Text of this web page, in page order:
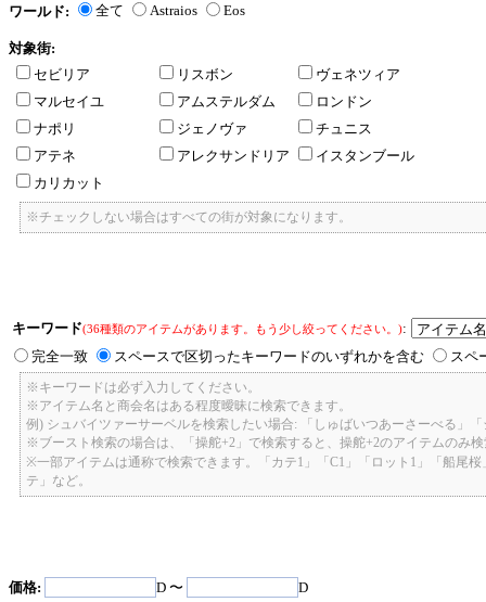
ワールド: 全て Astraios Eos
対象街:
セビリア
リスボン
ヴェネツィア
マルセイユ
アムステルダム
ロンドン
ナポリ
ジェノヴァ
チュニス
アテネ
アレクサンドリア
イスタンブール
カリカット
※チェックしない場合はすべての街が対象になります。
キーワード(36種類のアイテムがあります。もう少し絞ってください。):
完全一致
スペースで区切ったキーワードのいずれかを含む スペ
※キーワードは必ず入力してください。
※アイテム名と商会名はある程度曖昧に検索できます。
例) シュバイツァーサーベルを検索したい場合: 「しゅばいつあーさーべる」
※ブースト検索の場合は、「操舵+2」で検索すると、操舵+2のアイテムのみ
※一部アイテムは通称で検索できます。「カテ1」「C1」「ロット1」「船尾
テ」など。
価格: D 〜 D